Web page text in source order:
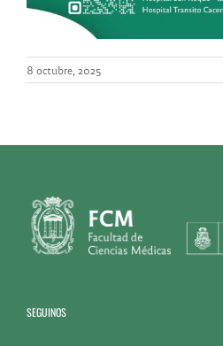
8 octubre, 2025
SEGUINOS